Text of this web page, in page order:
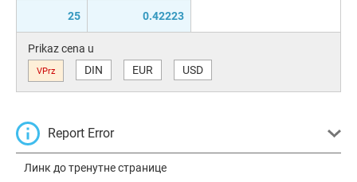
25 0.42223
Prikaz cena u
VPrz DIN EUR USD
Report Error
Линк до тренутне странице